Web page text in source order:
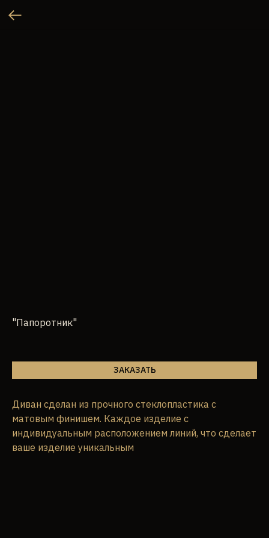
"Папоротник"
ЗАКАЗАТЬ
Диван сделан из прочного стеклопластика с
матовым финишем. Каждое изделие с
индивидуальным расположением линий, что сделает
ваше изделие уникальным